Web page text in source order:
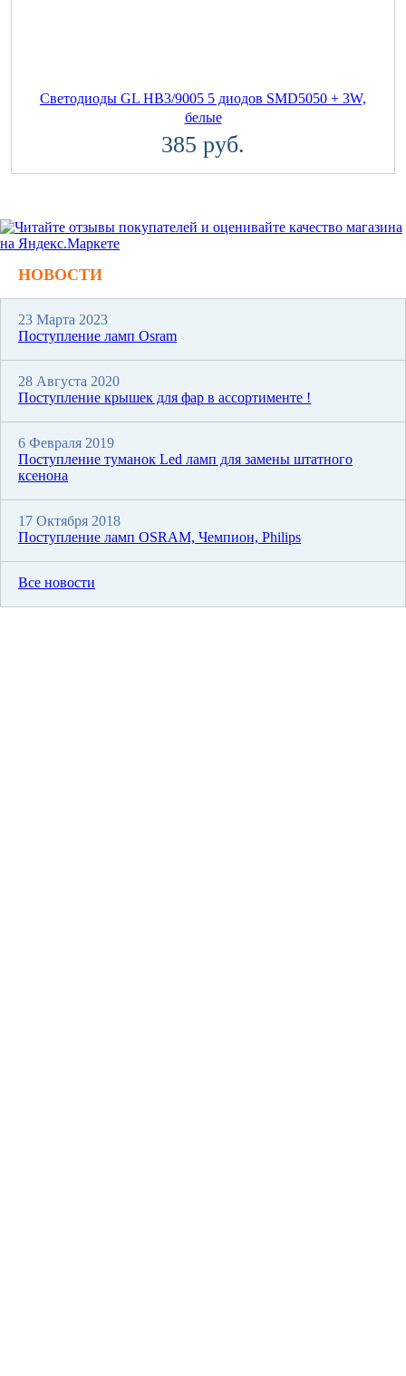
Светодиоды GL HB3/9005 5 диодов SMD5050 + 3W,
белые
385 руб.
НОВОСТИ
23 Марта 2023
Поступление ламп Osram
28 Августа 2020
Поступление крышек для фар в ассортименте !
6 Февраля 2019
Поступление туманок Led ламп для замены штатного
ксенона
17 Октября 2018
Поступление ламп OSRAM, Чемпион, Philips
Все новости